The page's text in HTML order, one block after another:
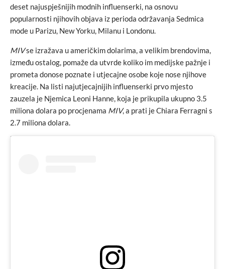
deset najuspješnijih modnih influenserki, na osnovu
popularnosti njihovih objava iz perioda održavanja Sedmica
mode u Parizu, New Yorku, Milanu i Londonu.
MIVse izražava u američkim dolarima, a velikim brendovima,
između ostalog, pomaže da utvrde koliko im medijske pažnje i
prometa donose poznate i utjecajne osobe koje nose njihove
kreacije. Na listi najutjecajnijih influenserki prvo mjesto
zauzela je Njemica Leoni Hanne, koja je prikupila ukupno 3.5
miliona dolara po procjenama MIV, a prati je Chiara Ferragni s
2.7 miliona dolara.